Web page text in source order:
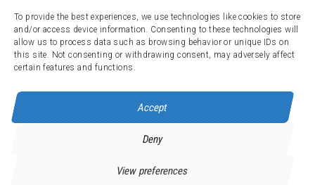
To provide the best experiences, we use technologies like cookies to store
and/or access device information. Consenting to these technologies will
allow us to process data such as browsing behavior or unique IDs on
this site. Not consenting or withdrawing consent, may adversely affect
certain features and functions.
Accept
Deny
View preferences
info@alpe21.fr
Mentions légales
Contact
crédits